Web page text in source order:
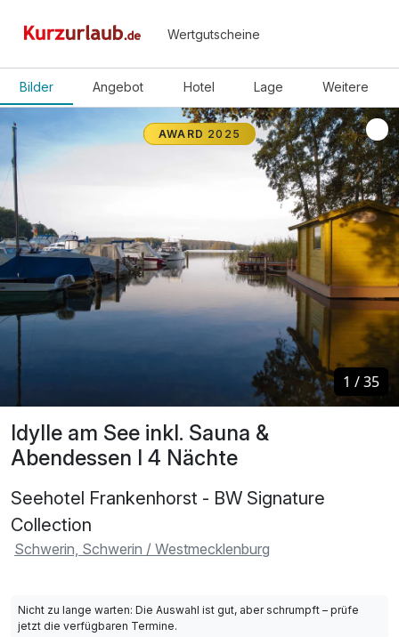
Wertgutscheine
Bilder Angebot Hotel Lage Weitere
Idylle am See inkl. Sauna &
Abendessen I 4 Nächte
Seehotel Frankenhorst - BW Signature
Collection
Schwerin, Schwerin / Westmecklenburg
AWARD 2025
1 /35
1 /35
Nicht zu lange warten: Die Auswahl ist gut, aber schrumpft – prüfe
jetzt die verfügbaren Termine.